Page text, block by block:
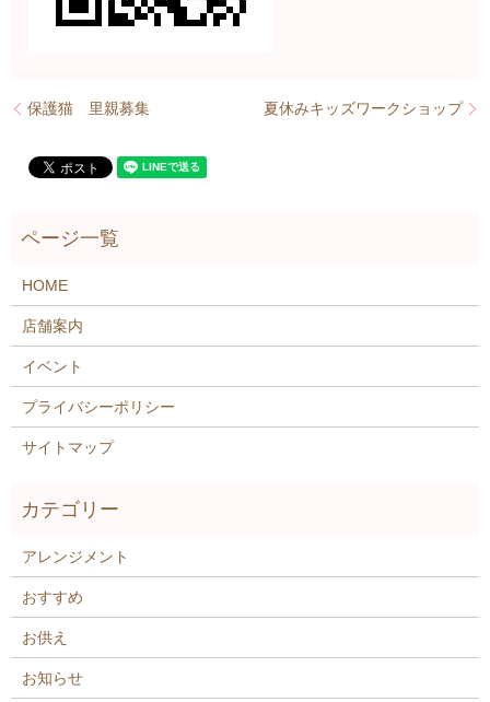
保護猫 里親募集 夏休みキッズワークショップ
HOME
店舗案内
イベント
プライバシーポリシー
サイトマップ
アレンジメント
おすすめ
お供え
お知らせ